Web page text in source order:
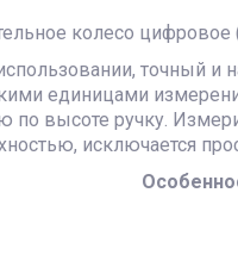
колесо
точный
единицами
по высоте ручку.
исключается